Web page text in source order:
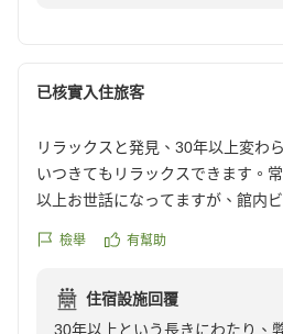
「控えめに言っても最高！」と
次回お越しいただいた際にも、
けできるよう、スタッフ一同笑
ホテルグランフェニックス奥志賀
已核實入住旅客
リラックスと発見、30年以上変わ
いつきてもリラックスできます。
以上お世話になってますが、館内
他の画像やクチコミの詳細はこち
reviewId=33123477498422
檢舉 有幫助
住宿設施回覆
30年以上という長きにわたり、